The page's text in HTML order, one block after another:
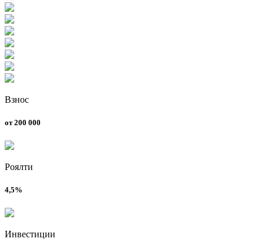
Взнос
от 200 000
Роялти
4,5%
Инвестиции